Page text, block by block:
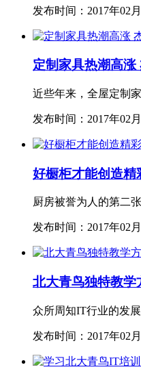
发布时间：2017年02
定制家具热潮高
近些年来，全屋定制
发布时间：2017年02
好橱柜才能创造精
厨房被誉为人的第二
发布时间：2017年02
北大青鸟独特教学
众所周知IT行业的发
发布时间：2017年02